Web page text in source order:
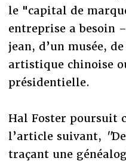
le "capital de
entreprise a besoin
jean, d’un musée,
artistique chinoise
présidentielle.
Hal Foster poursuit
l’article suivant, "
traçant une